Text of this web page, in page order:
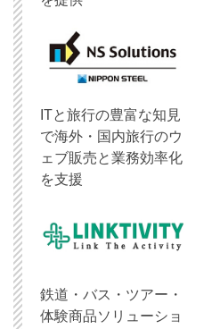
ITと旅行の豊富な知見
で海外・国内旅行のウ
ェブ販売と業務効率化
を支援
鉄道・バス・ツアー・
体験商品ソリューショ